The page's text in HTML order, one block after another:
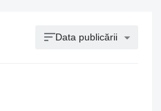
Data publicării